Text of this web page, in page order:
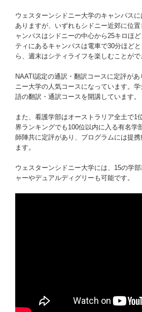
ウェスターンシドニー大学のキャンパス
ありますが、いずれもシドニー近郊に位
ャンパスはシドニーの中心から25キロほ
ティにあるキャンパスは電車で30分ほど
ら、週末はシティライフを楽しむことがで
NAATI認定の通訳・翻訳コースに定評が
ニー大学の人気コースになっています。
語の翻訳・通訳コースを開講しています。
また、看護学部はオーストラリア全土で1
界ランキングでも100位以内に入る有名学
師陣共に定評があり、プログラムには提
ます。
ウェスターンシドニー大学には、15の学
ャーやデュアルディグリーも可能です。